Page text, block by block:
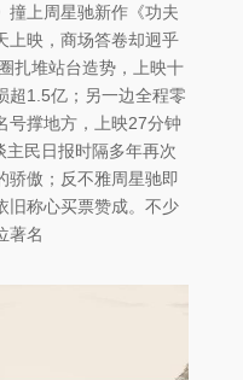
撞上周星驰新作《功夫
上映，商场答卷却迥乎
扎堆站台造势，上映十
超1.5亿；另一边全程零
号撑地方，上映27分钟
民日报时隔多年再次
骄傲；反不雅周星驰即
旧称心买票赞成。不少
著名